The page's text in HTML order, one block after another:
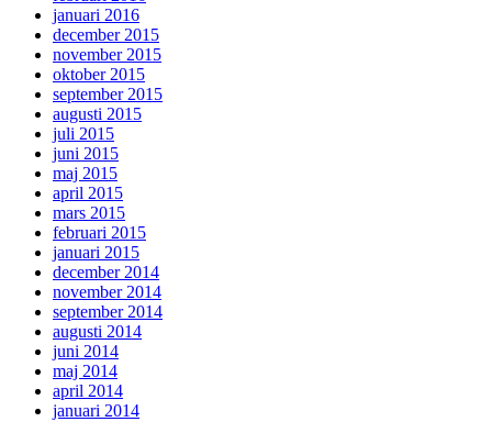
januari 2016
december 2015
november 2015
oktober 2015
september 2015
augusti 2015
juli 2015
juni 2015
maj 2015
april 2015
mars 2015
februari 2015
januari 2015
december 2014
november 2014
september 2014
augusti 2014
juni 2014
maj 2014
april 2014
januari 2014